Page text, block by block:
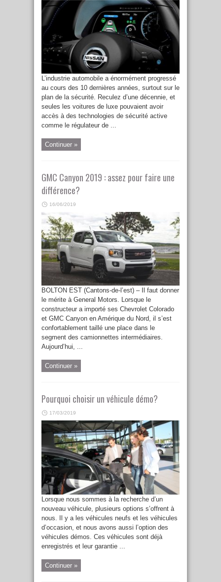
L’industrie automobile a énormément progressé
au cours des 10 dernières années, surtout sur le
plan de la sécurité. Reculez d’une décennie, et
seules les voitures de luxe pouvaient avoir
accès à des technologies de sécurité active
comme le régulateur de ...
Continuer »
GMC Canyon 2019 : assez pour faire une
différence?
16/06/2019
BOLTON EST (Cantons-de-l’est) – Il faut donner
le mérite à General Motors. Lorsque le
constructeur a importé ses Chevrolet Colorado
et GMC Canyon en Amérique du Nord, il s’est
confortablement taillé une place dans le
segment des camionnettes intermédiaires.
Aujourd’hui, ...
Continuer »
Pourquoi choisir un véhicule démo?
17/03/2019
Lorsque nous sommes à la recherche d’un
nouveau véhicule, plusieurs options s’offrent à
nous. Il y a les véhicules neufs et les véhicules
d’occasion, et nous avons aussi l’option des
véhicules démos. Ces véhicules sont déjà
enregistrés et leur garantie ...
Continuer »